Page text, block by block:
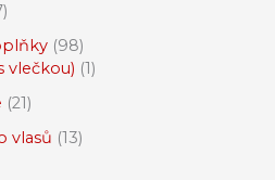
98
vlečkou) 1
21
vlasů 13